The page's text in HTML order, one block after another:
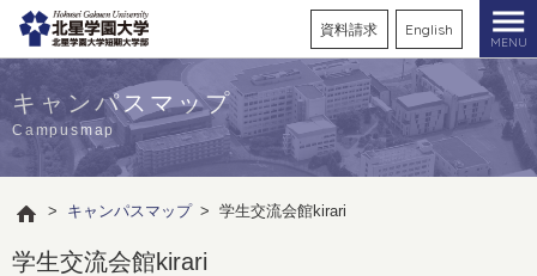
資料請求 English
MENU
キャンパスマップ
Campusmap
> キャンパスマップ > 学生交流会館kirari
学生交流会館kirari